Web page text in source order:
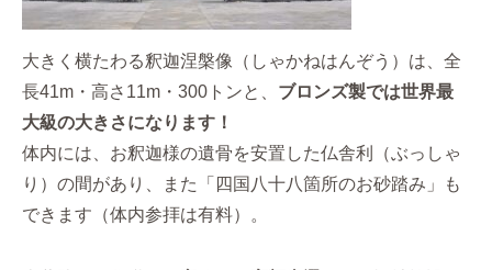
大きく横たわる釈迦涅槃像（しゃかねはんぞう）は、全
長41m・高さ11m・300トンと、 ブロンズ製では世界最
大級の大きさになります！
体内には、お釈迦様の遺骨を安置した仏舎利（ぶっしゃ
り）の間があり、また「四国八十八箇所のお砂踏み」も
できます（体内参拝は有料）。